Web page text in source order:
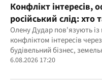
Конфлікт
російський слід: хто
Олену Дудар пов'язують
конфліктом інтересів
будівельний бізнес,
судові справи
6.08.2026 17:20